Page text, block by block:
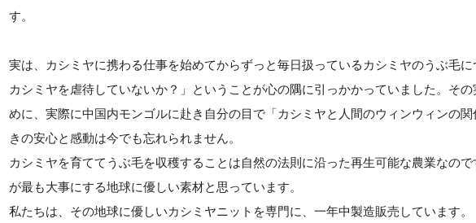
す。
実は、カシミヤに携わる仕事を始めてからずっと毎日扱っているカシミヤのうぶ毛
カシミヤを虐待していないか？」ということが心の隅に引っかかっていました。そ
めに、実際に中国内モンゴルに赴き自分の目で「カシミヤと人間のウィンウィンの
きの安心と感動は今でも忘れられません。
カシミヤを育ててうぶ毛を収穫することは自然の法則に沿った再生可能な農業なの
が最も大事にする地球に優しい素材と思っています。
私たちは、その地球に優しいカシミヤニットを専門に、一年中製造販売しています。